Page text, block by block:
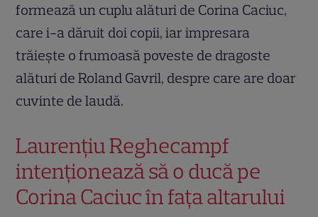
formează un cuplu alături de Corina Caciuc,
care i-a dăruit doi copii, iar impresara
trăiește o frumoasă poveste de dragoste
alături de Roland Gavril, despre care are doar
cuvinte de laudă.
Laurențiu Reghecampf
intenționează să o ducă pe
Corina Caciuc în fața altarului